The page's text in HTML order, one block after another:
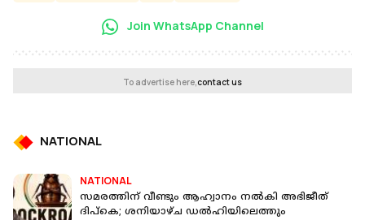
Join WhatsApp Channel
To advertise here,contact us
NATIONAL
NATIONAL
സമരത്തിന് വീണ്ടും ആഹ്വാനം നൽകി അഭിജീത്
ദിപ്‌കെ; ശനിയാഴ്ച ഡൽഹിയിലെത്തും